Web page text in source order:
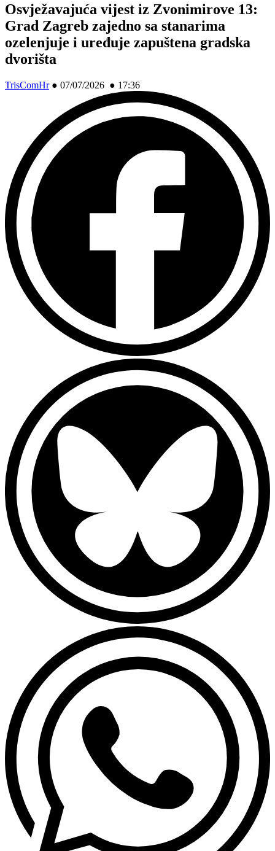
Osvježavajuća vijest iz Zvonimirove 13:
Grad Zagreb zajedno sa stanarima
ozelenjuje i uređuje zapuštena gradska
dvorišta
TrisComHr● 07/07/2026 ● 17:36